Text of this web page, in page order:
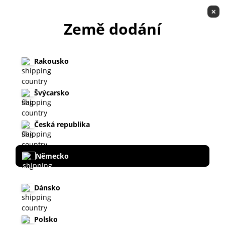
0,00 €
Domovská stránka
Príslušenství
I AM
✕
Země dodání
Rakousko
Švýcarsko
Česká republika
Německo
Dánsko
Polsko